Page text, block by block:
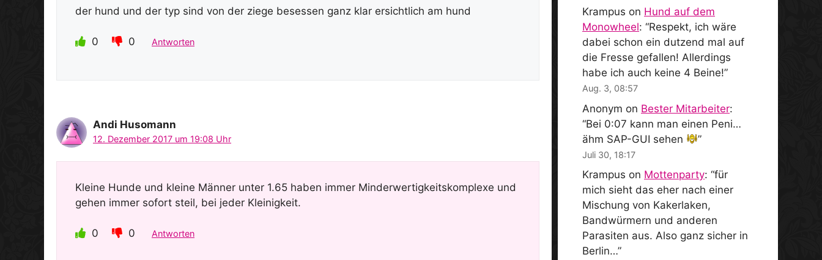
der hund und der typ sind von der ziege besessen ganz klar ersichtlich am hund
0 0 Antworten
Andi Husomann
12. Dezember 2017 um 19:08 Uhr
Kleine Hunde und kleine Männer unter 1.65 haben immer Minderwertigkeitskomplexe und
gehen immer sofort steil, bei jeder Kleinigkeit.
0 0 Antworten
Krampus on Hund auf dem
Monowheel: “Respekt, ich wäre
dabei schon ein dutzend mal auf
die Fresse gefallen! Allerdings
habe ich auch keine 4 Beine!”
Aug. 3, 08:57
Anonym on Bester Mitarbeiter:
“Bei 0:07 kann man einen Peni…
ähm SAP-GUI sehen
”
Juli 30, 18:17
Krampus on Mottenparty: “für
mich sieht das eher nach einer
Mischung von Kakerlaken,
Bandwürmern und anderen
Parasiten aus. Also ganz sicher in
Berlin…”